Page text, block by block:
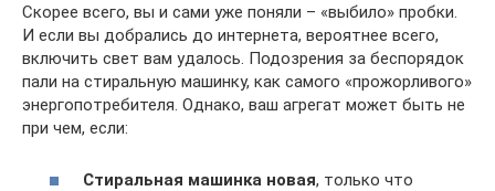
Скорее всего, вы и сами уже поняли – «выбило» пробки.
И если вы добрались до интернета, вероятнее всего,
включить свет вам удалось. Подозрения за беспорядок
пали на стиральную машинку, как самого «прожорливого»
энергопотребителя. Однако, ваш агрегат может быть не
при чем, если:
Стиральная машинка новая, только что